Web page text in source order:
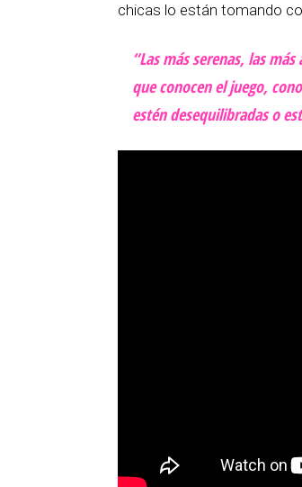
chicas lo están tomando
“Las más serenas, las
que conocen el juego,
estén desequilibradas o